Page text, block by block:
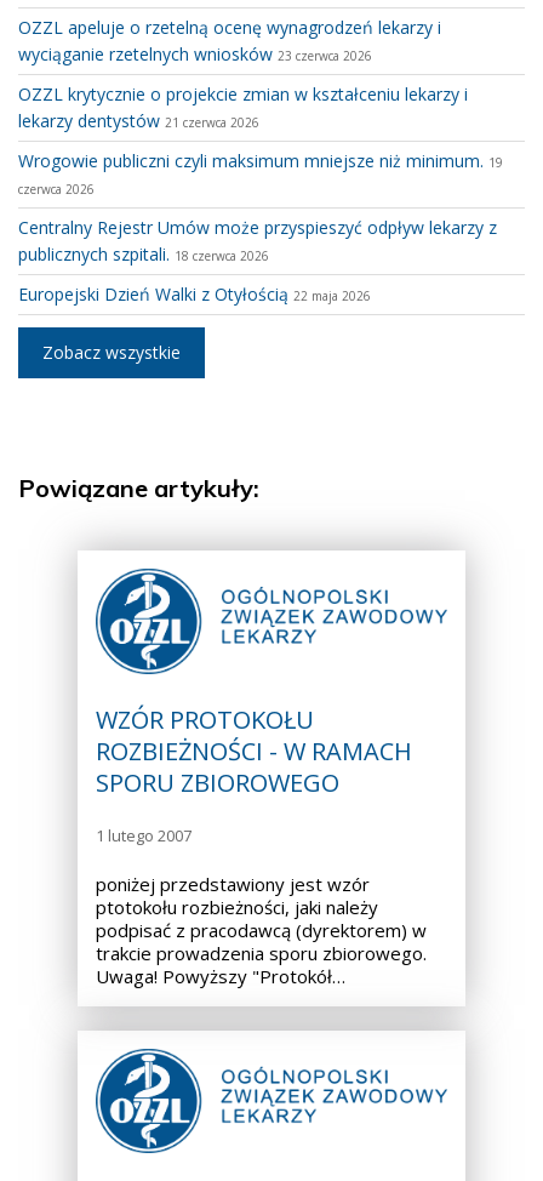
OZZL apeluje o rzetelną ocenę wynagrodzeń lekarzy i
wyciąganie rzetelnych wniosków 23 czerwca 2026
OZZL krytycznie o projekcie zmian w kształceniu lekarzy i
lekarzy dentystów 21 czerwca 2026
Wrogowie publiczni czyli maksimum mniejsze niż minimum. 19
czerwca 2026
Centralny Rejestr Umów może przyspieszyć odpływ lekarzy z
publicznych szpitali. 18 czerwca 2026
Europejski Dzień Walki z Otyłością 22 maja 2026
Zobacz wszystkie
Powiązane artykuły:
WZÓR PROTOKOŁU
ROZBIEŻNOŚCI - W RAMACH
SPORU ZBIOROWEGO
1 lutego 2007
poniżej przedstawiony jest wzór
ptotokołu rozbieżności, jaki należy
podpisać z pracodawcą (dyrektorem) w
trakcie prowadzenia sporu zbiorowego.
Uwaga! Powyższy "Protokół…